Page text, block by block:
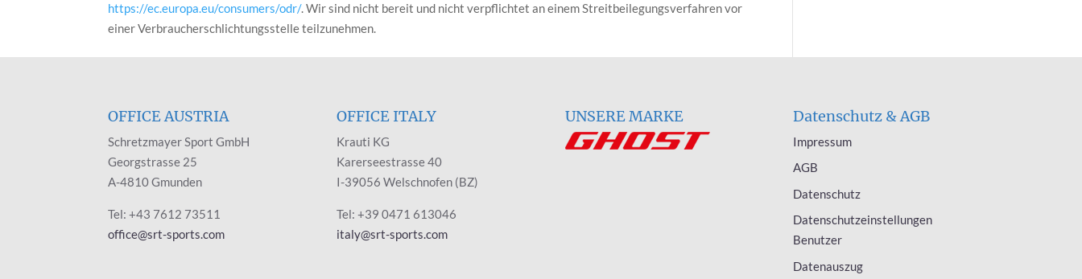
https://ec.europa.eu/consumers/odr/. Wir sind nicht bereit und nicht verpflichtet an einem Streitbeilegungsverfahren vor
einer Verbraucherschlichtungsstelle teilzunehmen.
OFFICE AUSTRIA
Schretzmayer Sport GmbH
Georgstrasse 25
A-4810 Gmunden
Tel: +43 7612 73511
office@srt-sports.com
OFFICE ITALY
Krauti KG
Karerseestrasse 40
I-39056 Welschnofen (BZ)
Tel: +39 0471 613046
italy@srt-sports.com
UNSERE MARKE Datenschutz & AGB
Impressum
AGB
Datenschutz
Datenschutzeinstellungen
Benutzer
Datenauszug